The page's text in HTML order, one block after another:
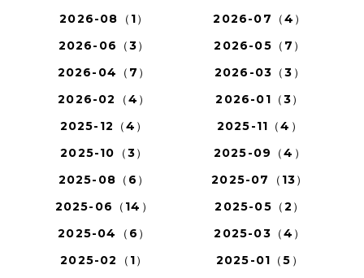
2026-08（1）
2026-07（4）
2026-06（3）
2026-05（7）
2026-04（7）
2026-03（3）
2026-02（4）
2026-01（3）
2025-12（4）
2025-11（4）
2025-10（3）
2025-09（4）
2025-08（6）
2025-07（13）
2025-06（14）
2025-05（2）
2025-04（6）
2025-03（4）
2025-02（1）
2025-01（5）